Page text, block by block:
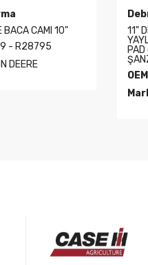
BACA CAMI 10"
- R28795
DEERE
11"